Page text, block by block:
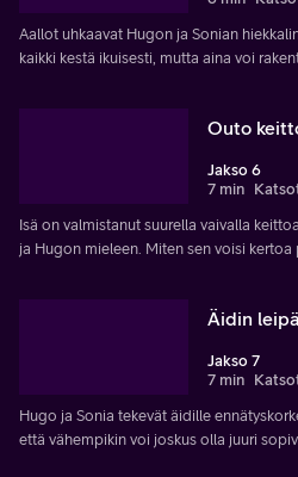
Aallot uhkaavat Hugon ja Sonian
kaikki kestä ikuisesti, mutta aina voi
Outo
Jakso 6
7 min
Isä on valmistanut suurella vaivalla
ja Hugon mieleen. Miten sen voisi
Äidin leipä
Jakso 7
7 min
Hugo ja Sonia tekevät äidille
että vähempikin voi joskus olla juuri